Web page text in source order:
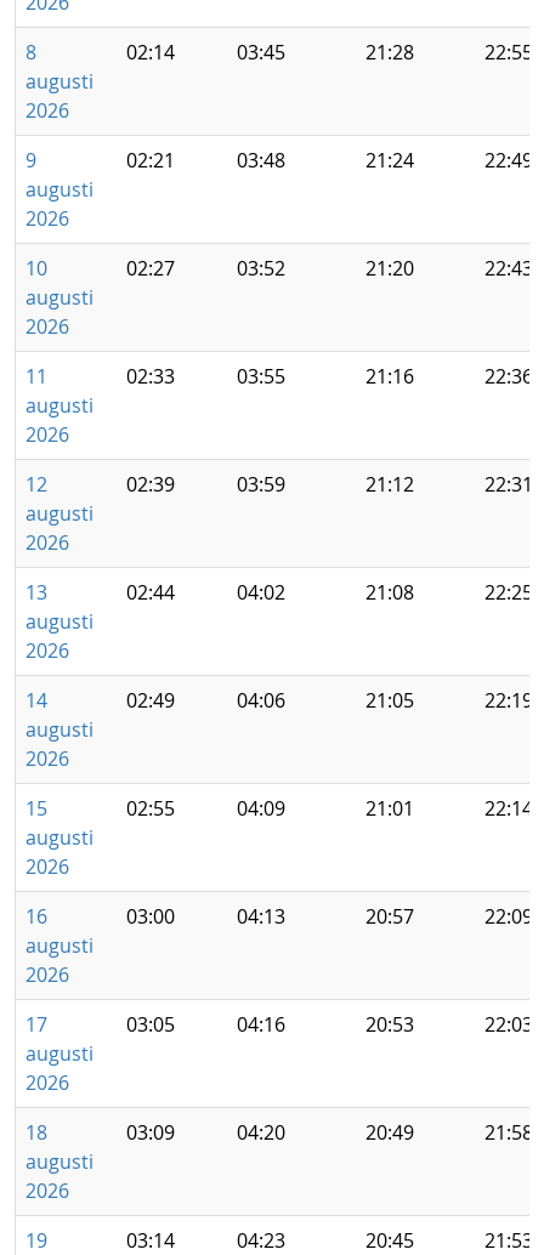
8
augusti
2026
02:14 03:45 21:28 22:55
9
augusti
2026
02:21 03:48 21:24 22:49
10
augusti
2026
02:27 03:52 21:20 22:43
11
augusti
2026
02:33 03:55 21:16 22:36
12
augusti
2026
02:39 03:59 21:12 22:31
13
augusti
2026
02:44 04:02 21:08 22:25
14
augusti
2026
02:49 04:06 21:05 22:19
15
augusti
2026
02:55 04:09 21:01 22:14
16
augusti
2026
03:00 04:13 20:57 22:09
17
augusti
2026
03:05 04:16 20:53 22:03
18
augusti
2026
03:09 04:20 20:49 21:58
19
03:14 04:23 20:45 21:53